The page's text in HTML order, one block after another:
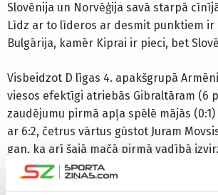
Slovēnija un Norvēģija savā starpā
Līdz ar to līderos ar desmit punktiem ir
Bulgārija, kamēr Kiprai ir pieci, bet
Visbeidzot D līgas 4. apakšgrupā
viesos efektīgi atriebās Gibraltāram (6
zaudējumu pirmā apļa spēlē mājās
ar 6:2, četrus vārtus gūstot Juram
gan, ka arī šajā mačā pirmā vadībā
izlase.